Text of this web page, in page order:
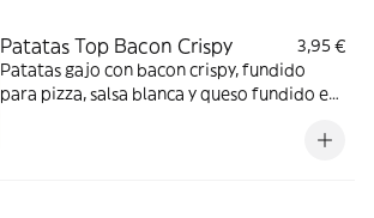
Patatas Top Bacon Crispy
3,95 €
Patatas gajo con bacon crispy, fundido
para pizza, salsa blanca y queso fundido en